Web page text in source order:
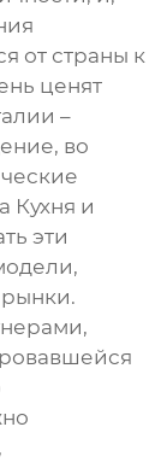
от страны к
ценят
–
во
и
эти